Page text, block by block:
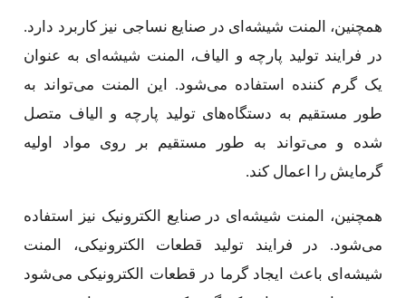
همچنین، المنت شیشه‌ای در صنایع نساجی نیز کاربرد دارد.
در فرایند تولید پارچه و الیاف، المنت شیشه‌ای به عنوان
یک گرم کننده استفاده می‌شود. این المنت می‌تواند به
طور مستقیم به دستگاه‌های تولید پارچه و الیاف متصل
شده و می‌تواند به طور مستقیم بر روی مواد اولیه
گرمایش را اعمال کند.
همچنین، المنت شیشه‌ای در صنایع الکترونیک نیز استفاده
می‌شود. در فرایند تولید قطعات الکترونیکی، المنت
شیشه‌ای باعث ایجاد گرما در قطعات الکترونیکی می‌شود